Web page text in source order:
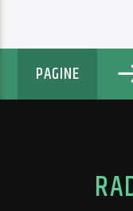
PAGINE